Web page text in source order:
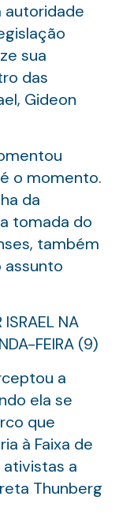
autoridade
sua
das
Gideon
o momento.
da
tomada do
também
assunto
NA
FEIRA (9)
a
ela se
que
à Faixa de
ativistas a
Thunberg